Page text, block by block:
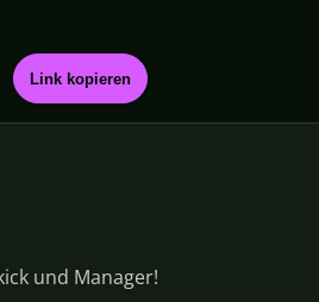
Link kopieren
und Manager!